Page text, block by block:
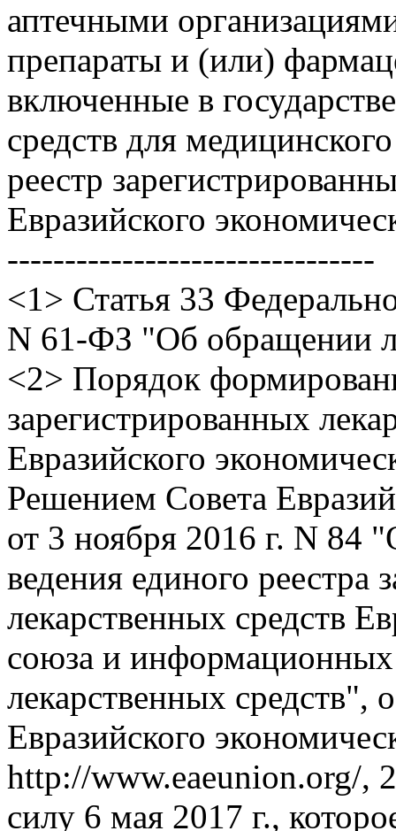
аптечными
препараты и (или)
включенные в
средств для
реестр
Евразийского
--------------------------------
<1> Статья 33
N 61-ФЗ "Об обращении
<2> Порядок
зарегистрированных
Евразийского
Решением Совета
от 3 ноября 2016 г. N 84
ведения единого реестра
лекарственных средств
союза и
лекарственных средств",
Евразийского
http://www.eaeunion.org/,
силу 6 мая 2017 г.,